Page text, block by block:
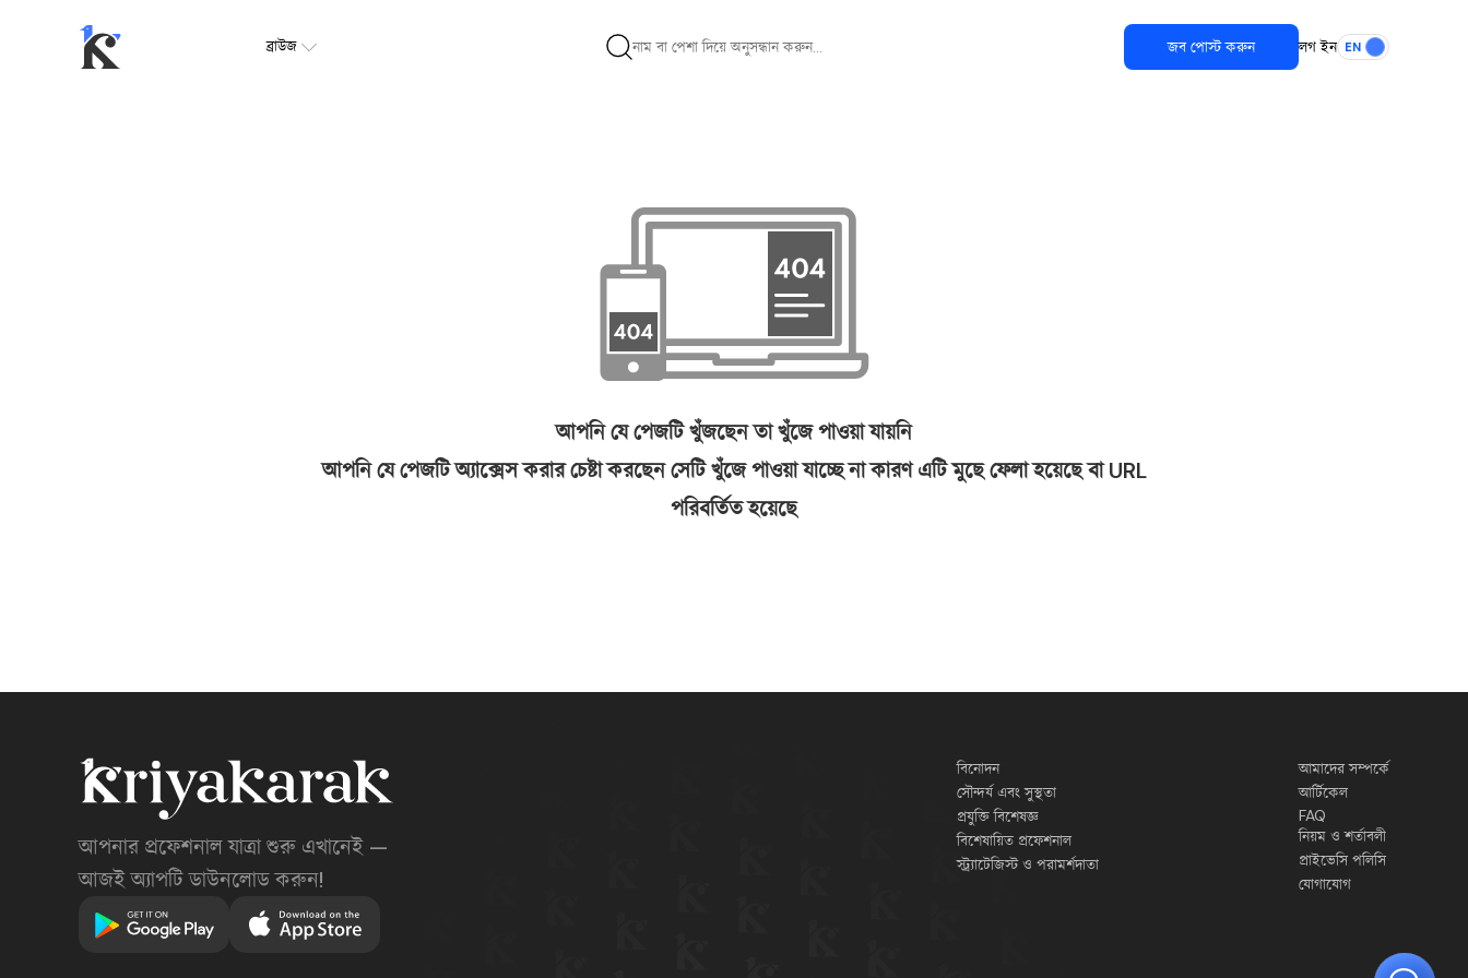
ব্রাউজ জব পোস্ট করুন লগ ইন EN
আপনি যে পেজটি খুঁজছেন তা খুঁজে পাওয়া যায়নি
আপনি যে পেজটি অ্যাক্সেস করার চেষ্টা করছেন সেটি খুঁজে পাওয়া যাচ্ছে না কারণ এটি মুছে ফেলা হয়েছে বা URL
পরিবর্তিত হয়েছে
আপনার প্রফেশনাল যাত্রা শুরু এখানেই —
আজই অ্যাপটি ডাউনলোড করুন!
বিনোদন
সৌন্দর্য এবং সুস্থতা
প্রযুক্তি বিশেষজ্ঞ
বিশেষায়িত প্রফেশনাল
স্ট্র্যাটেজিস্ট ও পরামর্শদাতা
আমাদের সম্পর্কে
আর্টিকেল
FAQ
নিয়ম ও শর্তাবলী
প্রাইভেসি পলিসি
যোগাযোগ